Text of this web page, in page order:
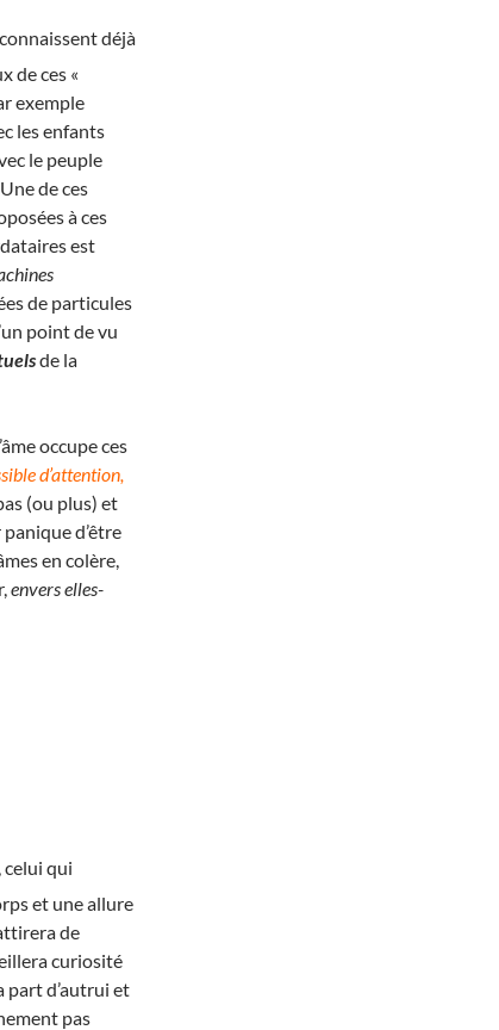
déjà
de ces «
exemple
les enfants
le peuple
de ces
à ces
est
de particules
point de vu
de la
occupe ces
d’attention,
(ou plus) et
d’être
en colère,
envers elles-
celui qui
et une allure
de
curiosité
part d’autrui et
pas